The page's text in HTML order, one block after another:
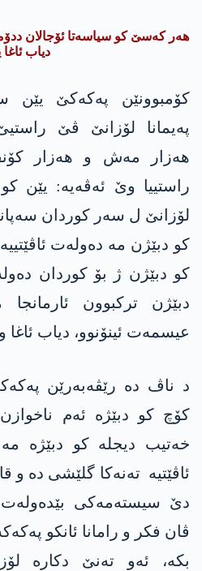
ھەر کەسێ کو سیاسەتا ئۆجالان
دیاب ئاغا
پەیمانا لۆزانێ ڤێ
ھەزار مەش و ھەزار
راستییا وێ ئەڤەیە: یێن
لۆزانێ ل سەر کوردان
کو دبێژن مە دەولەت
کو دبێژن ژ بۆ کوردان
دبێژن ترکبوون
عیسمەت ئینۆنوو، دیاب ئاغا
د ناڤ دە رێڤەبەرێن
کۆچ کو دبێژە ئەم
خەتیب دیجلە کو دبێژە
ئاڤێتیە تەنەکا گلێشی دە و
دێ سیستەمەکی
ڤان فکر و رامانا ئانکو
بکە، ئەو تەنێ دکارە